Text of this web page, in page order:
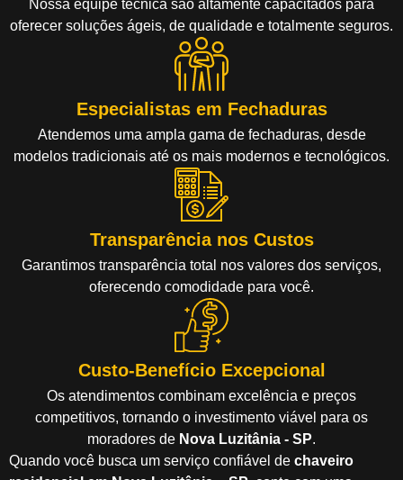
Nossa equipe técnica são altamente capacitados para
oferecer soluções ágeis, de qualidade e totalmente seguros.
Especialistas em Fechaduras
Atendemos uma ampla gama de fechaduras, desde
modelos tradicionais até os mais modernos e tecnológicos.
Transparência nos Custos
Garantimos transparência total nos valores dos serviços,
oferecendo comodidade para você.
Custo-Benefício Excepcional
Os atendimentos combinam excelência e preços
competitivos, tornando o investimento viável para os
moradores de Nova Luzitânia - SP.
Quando você busca um serviço confiável de chaveiro